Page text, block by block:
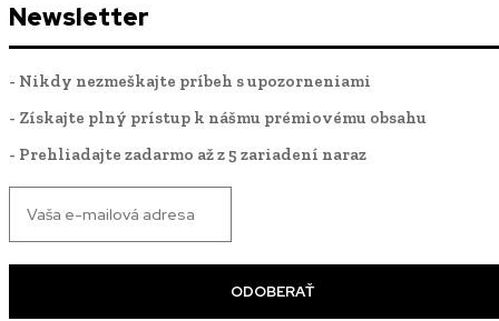
Newsletter
- Nikdy nezmeškajte príbeh s upozorneniami
- Získajte plný prístup k nášmu prémiovému obsahu
- Prehliadajte zadarmo až z 5 zariadení naraz
ODOBERAŤ